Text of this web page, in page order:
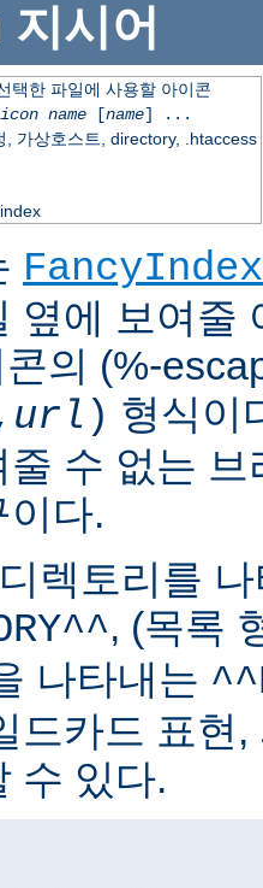
지시어
택한 파일에 사용할 아이콘
icon name[name] ...
, 가상호스트, directory, .htaccess
옆에 보여줄
의 (%-
url ) 형식이
줄 수 없는
이다.
렉토리를
, (목록
나타내는
드카드 표현
수 있다.